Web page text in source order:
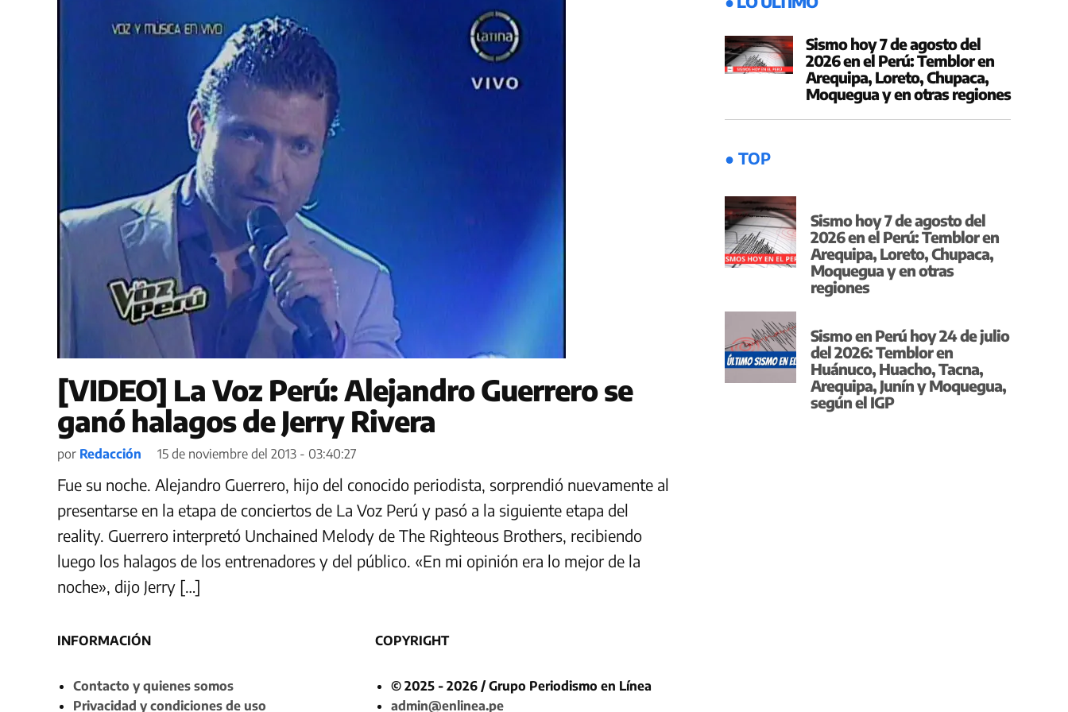
[VIDEO] La Voz Perú: Alejandro Guerrero se
ganó halagos de Jerry Rivera
por Redacción 15 de noviembre del 2013 - 03:40:27
Fue su noche. Alejandro Guerrero, hijo del conocido periodista, sorprendió nuevamente al
presentarse en la etapa de conciertos de La Voz Perú y pasó a la siguiente etapa del
reality. Guerrero interpretó Unchained Melody de The Righteous Brothers, recibiendo
luego los halagos de los entrenadores y del público. «En mi opinión era lo mejor de la
noche», dijo Jerry […]
Sismo hoy 7 de agosto del
2026 en el Perú: Temblor en
Arequipa, Loreto, Chupaca,
Moquegua y en otras regiones
● TOP
Sismo hoy 7 de agosto del
2026 en el Perú: Temblor en
Arequipa, Loreto, Chupaca,
Moquegua y en otras
regiones
Sismo en Perú hoy 24 de julio
del 2026: Temblor en
Huánuco, Huacho, Tacna,
Arequipa, Junín y Moquegua,
según el IGP
INFORMACIÓN
Contacto y quienes somos
Privacidad y condiciones de uso
COPYRIGHT
© 2025 - 2026 / Grupo Periodismo en Línea
admin@enlinea.pe